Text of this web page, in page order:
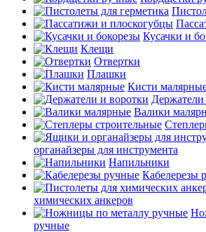
Кусачки и
Клещи
Отвертки
Плашки
Кисти
Валики
органайзеры для инструмента
Напильники
Кабелерезы
химических анкеров
ручные